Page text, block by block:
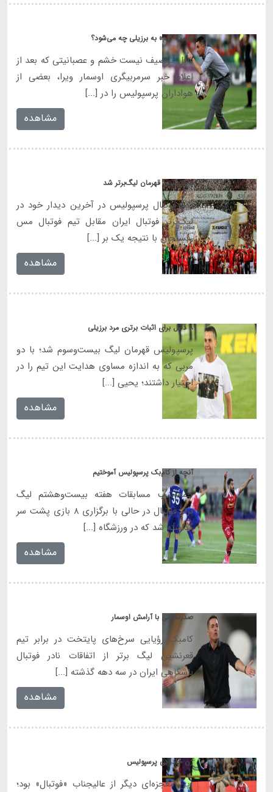
«دمت گرم» به برزیلی چه می‌شود؟
قابل توصیف نیست خشم و عصبانیتی که بعد از
اعلام خبر سرمربیگری اوسمار ویرا، بعضی از
هواداران پرسپولیس را در [...]
مشاهده
پرسپولیس قهرمان لیگ‌برتر شد
تیم فوتبال پرسپولیس در آخرین دیدار خود در
لیگ‌برتر فوتبال ایران مقابل تیم‌ فوتبال مس
رفسنجان با نتیجه یک بر [...]
مشاهده
۸ دلیل برای اثبات برتری مرد برزیلی
پرسپولیس قهرمان لیگ بیست‌وسوم شد؛ با دو
مربی که به اندازه مساوی هدایت این تیم را در
اختیار داشتند؛ یحیی [...]
مشاهده
آنچه از کام‌بک پرسپولیس آموختیم
جمعه‌شب مسابقات هفته بیست‌وهشتم لیگ
برتر فوتبال در حالی با برگزاری ۸ بازی پشت سر
گذاشته شد که در ورزشگاه [...]
مشاهده
صدرنشینی با آرامش اوسمار
کامبک رؤیایی سرخ‌های پایتخت در برابر تیم
قعرنشین لیگ برتر از اتفاقات نادر فوتبال
باشگاهی ایران در سه دهه گذشته [...]
مشاهده
ژن جادویی پرسپولیس
این معجزه‌ای دیگر از عالیجناب «فوتبال» بود؛